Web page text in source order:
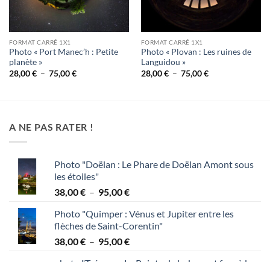
FORMAT CARRÉ 1X1
Photo « Port Manec’h : Petite
planète »
28,00€ – 75,00€Plage
FORMAT CARRÉ 1X1
Photo « Plovan : Les ruines de
Languidou »
28,00€ – 75,00€Plage
A NE PAS RATER !
Photo "Doëlan : Le Phare de Doëlan Amont sous
les étoiles"
38,00€ – 95,00€Plage
prix :
38,00 €
à
Photo "Quimper : Vénus et Jupiter entre les
flèches de Saint-Corentin"
38,00€ – 95,00€Plage